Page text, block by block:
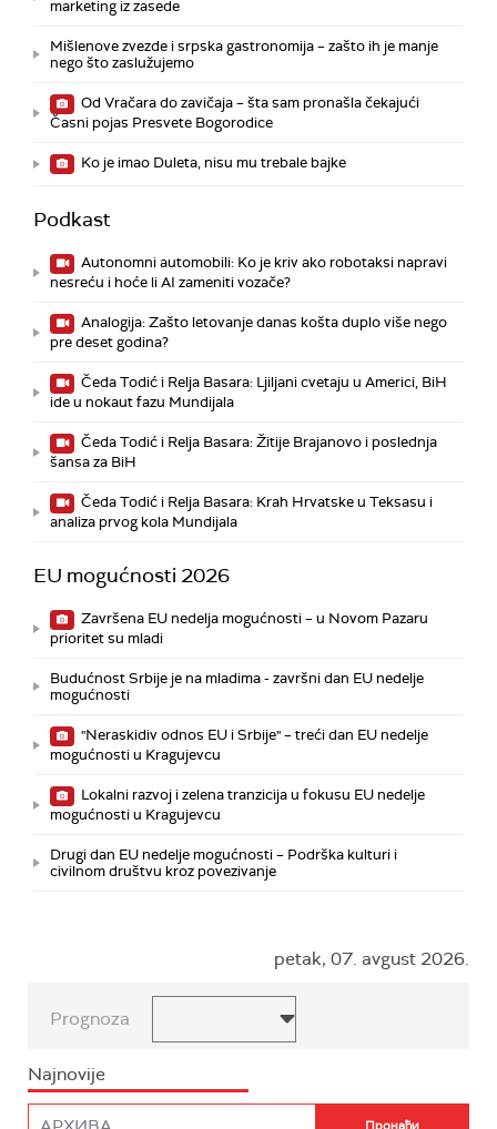
marketing iz zasede
Mišlenove zvezde i srpska gastronomija – zašto ih je manje
nego što zaslužujemo
Od Vračara do zavičaja – šta sam pronašla čekajući
Časni pojas Presvete Bogorodice
Ko je imao Duleta, nisu mu trebale bajke
Podkast
Autonomni automobili: Ko je kriv ako robotaksi napravi
nesreću i hoće li AI zameniti vozače?
Analogija: Zašto letovanje danas košta duplo više nego
pre deset godina?
Čeda Todić i Relja Basara: Ljiljani cvetaju u Americi, BiH
ide u nokaut fazu Mundijala
Čeda Todić i Relja Basara: Žitije Brajanovo i poslednja
šansa za BiH
Čeda Todić i Relja Basara: Krah Hrvatske u Teksasu i
analiza prvog kola Mundijala
EU mogućnosti 2026
Završena EU nedelja mogućnosti – u Novom Pazaru
prioritet su mladi
Budućnost Srbije je na mladima - završni dan EU nedelje
mogućnosti
"Neraskidiv odnos EU i Srbije" – treći dan EU nedelje
mogućnosti u Kragujevcu
Lokalni razvoj i zelena tranzicija u fokusu EU nedelje
mogućnosti u Kragujevcu
Drugi dan EU nedelje mogućnosti – Podrška kulturi i
civilnom društvu kroz povezivanje
petak, 07. avgust 2026.
Prognoza
Najnovije